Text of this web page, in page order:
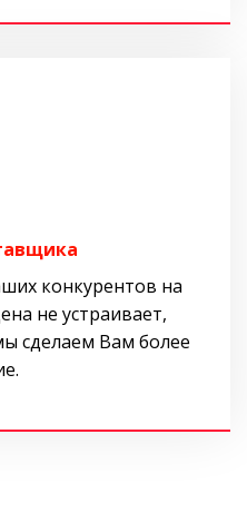
конкурентов на
не устраивает,
сделаем Вам более